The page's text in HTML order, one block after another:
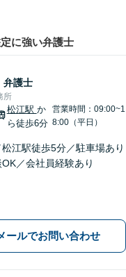
に強い弁護士
弁護士
所
松江駅 か
ら徒歩6分
営業時間：09:00~1
8:00（平日）
江駅徒歩5分／駐車場あり
／会社員経験あり
ールでお問い合わせ